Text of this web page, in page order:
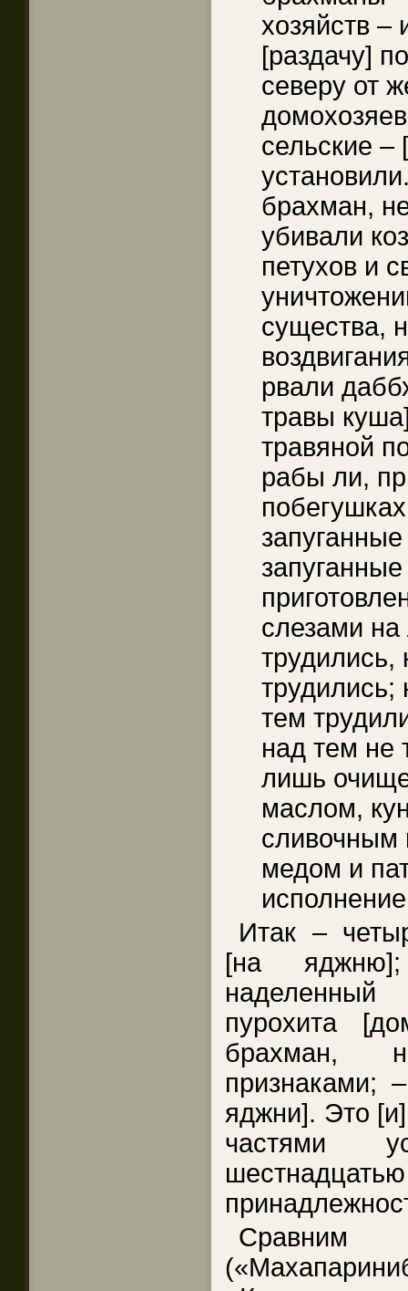
хозяйств –
[раздачу]
северу от
сельские –
брахман,
убивали
петухов и
существа,
рвали
травы
травяной
рабы ли,
слезами на
трудились,
трудились;
тем
над тем не
лишь
маслом,
сливочным
медом и
Итак –
[на
пурохита
брахман,
признаками;
яджни]. Это
частями
Сравним